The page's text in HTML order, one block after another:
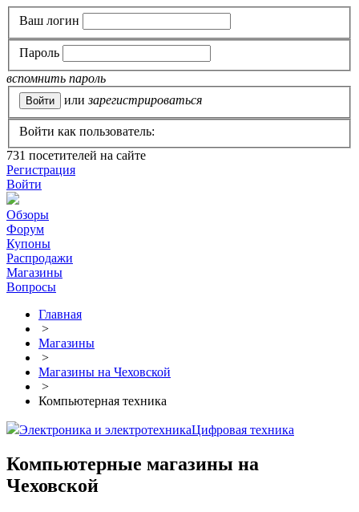
Ваш логин
Пароль
вспомнить пароль
или зарегистрироваться
Войти как пользователь:
731 посетителей на сайте
Регистрация
Войти
Обзоры
Форум
Купоны
Распродажи
Магазины
Вопросы
Главная
>
Магазины
>
Магазины на Чеховской
>
Компьютерная техника
Электроника и электротехникаЦифровая техника
Компьютерные магазины на
Чеховской